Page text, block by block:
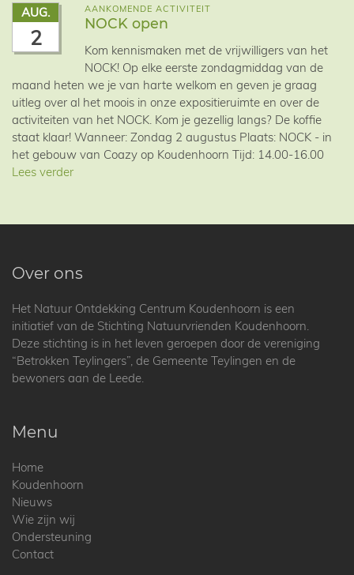
AUG.
2
AANKOMENDE ACTIVITEIT
NOCK open
Kom kennismaken met de vrijwilligers van het
NOCK! Op elke eerste zondagmiddag van de
maand heten we je van harte welkom en geven je graag
uitleg over al het moois in onze expositieruimte en over de
activiteiten van het NOCK. Kom je gezellig langs? De koffie
staat klaar! Wanneer: Zondag 2 augustus Plaats: NOCK - in
het gebouw van Coazy op Koudenhoorn Tijd: 14.00-16.00
Lees verder
Over ons
Het Natuur Ontdekking Centrum Koudenhoorn is een
initiatief van de Stichting Natuurvrienden Koudenhoorn.
Deze stichting is in het leven geroepen door de vereniging
“Betrokken Teylingers”, de Gemeente Teylingen en de
bewoners aan de Leede.
Menu
Home
Koudenhoorn
Nieuws
Wie zijn wij
Ondersteuning
Contact